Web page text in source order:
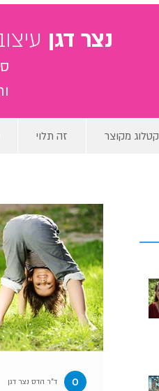
נצר דגן
זה תלוי קטלוג מקוצר
ד"ר הדס נצר דגן